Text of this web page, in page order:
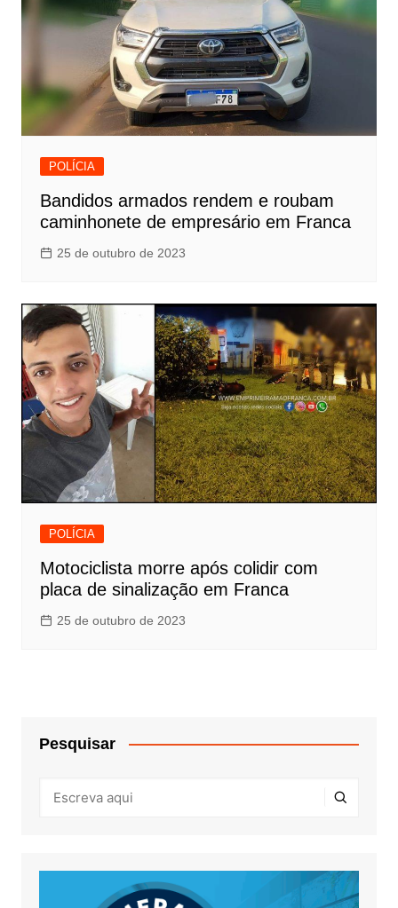
POLÍCIA
Bandidos armados rendem e roubam
caminhonete de empresário em Franca
25 de outubro de 2023
POLÍCIA
Motociclista morre após colidir com
placa de sinalização em Franca
25 de outubro de 2023
Pesquisar